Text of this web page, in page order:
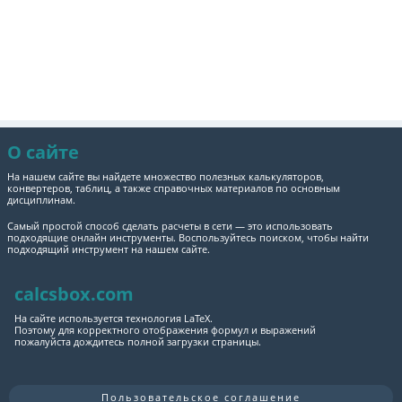
О сайте
На нашем сайте вы найдете множество полезных калькуляторов,
конвертеров, таблиц, а также справочных материалов по основным
дисциплинам.
Самый простой способ сделать расчеты в сети — это использовать
подходящие онлайн инструменты. Воспользуйтесь поиском, чтобы найти
подходящий инструмент на нашем сайте.
calcsbox.com
На сайте используется технология LaTeX.
Поэтому для корректного отображения формул и выражений
пожалуйста дождитесь полной загрузки страницы.
Пользовательское соглашение